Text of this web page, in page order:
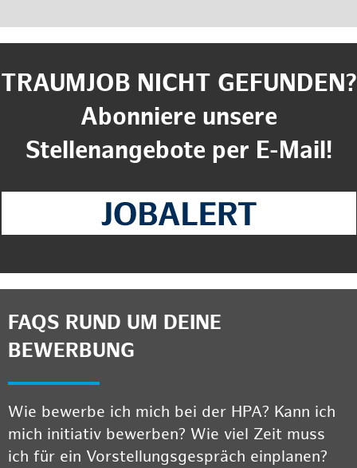
TRAUMJOB NICHT GEFUNDEN?
Abonniere unsere
Stellenangebote per E-Mail!
FAQS RUND UM DEINE
BEWERBUNG
Wie bewerbe ich mich bei der HPA? Kann ich
mich initiativ bewerben? Wie viel Zeit muss
ich für ein Vorstellungsgespräch einplanen?